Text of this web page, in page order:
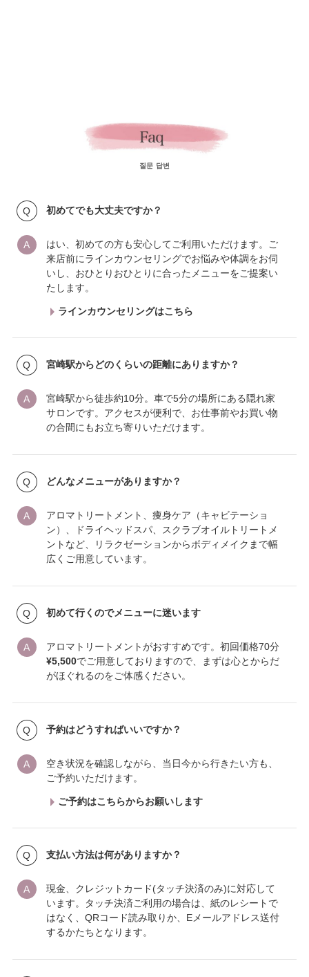
질문 답변
初めてでも大丈夫ですか？
はい、初めての方も安心してご利用いただけます。ご
来店前にラインカウンセリングでお悩みや体調をお伺
いし、おひとりおひとりに合ったメニューをご提案い
たします。
ラインカウンセリングはこちら
宮崎駅からどのくらいの距離にありますか？
宮崎駅から徒歩約10分。車で5分の場所にある隠れ家
サロンです。アクセスが便利で、お仕事前やお買い物
の合間にもお立ち寄りいただけます。
どんなメニューがありますか？
アロマトリートメント、痩身ケア（キャビテーショ
ン）、ドライヘッドスパ、スクラブオイルトリートメ
ントなど、リラクゼーションからボディメイクまで幅
広くご用意しています。
初めて行くのでメニューに迷います
アロマトリートメントがおすすめです。初回価格70分
¥5,500でご用意しておりますので、まずは心とからだ
がほぐれるのをご体感ください。
予約はどうすればいいですか？
空き状況を確認しながら、当日今から行きたい方も、
ご予約いただけます。
ご予約はこちらからお願いします
支払い方法は何がありますか？
現金、クレジットカード(タッチ決済のみ)に対応して
います。タッチ決済ご利用の場合は、紙のレシートで
はなく、QRコード読み取りか、Eメールアドレス送付
するかたちとなります。